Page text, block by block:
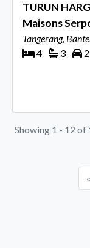
TURUN
Maisons
Tangerang,
4
3 2
Showing 1 - 12 of